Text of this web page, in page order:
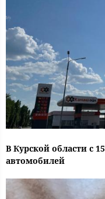
В Курской области с
автомобилей